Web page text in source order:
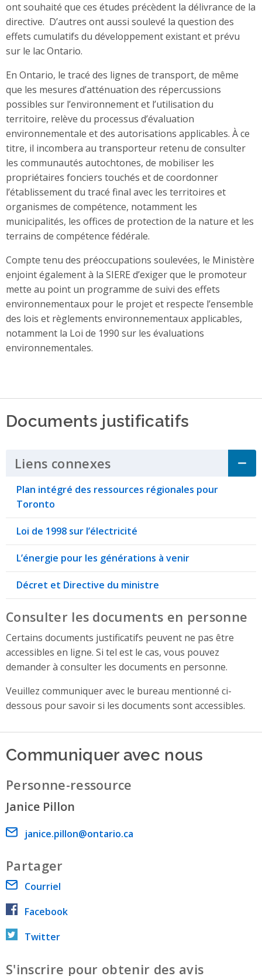
ont souhaité que ces études précèdent la délivrance de la
directive. D’autres ont aussi soulevé la question des
effets cumulatifs du développement existant et prévu
sur le lac Ontario.
En Ontario, le tracé des lignes de transport, de même
que les mesures d’atténuation des répercussions
possibles sur l’environnement et l’utilisation du
territoire, relève du processus d’évaluation
environnementale et des autorisations applicables. À ce
titre, il incombera au transporteur retenu de consulter
les communautés autochtones, de mobiliser les
propriétaires fonciers touchés et de coordonner
l’établissement du tracé final avec les territoires et
organismes de compétence, notamment les
municipalités, les offices de protection de la nature et les
terrains de compétence fédérale.
Compte tenu des préoccupations soulevées, le Ministère
enjoint également à la SIERE d’exiger que le promoteur
mette au point un programme de suivi des effets
environnementaux pour le projet et respecte l’ensemble
des lois et règlements environnementaux applicables,
notamment la Loi de 1990 sur les évaluations
environnementales.
Documents justificatifs
Liens connexes Click to Expand
Plan intégré des ressources régionales pour
Toronto
Loi de 1998 sur l’électricité
L’énergie pour les générations à venir
Décret et Directive du ministre
Consulter les documents en personne
Certains documents justificatifs peuvent ne pas être
accessibles en ligne. Si tel est le cas, vous pouvez
demander à consulter les documents en personne.
Veuillez communiquer avec le bureau mentionné ci-
dessous pour savoir si les documents sont accessibles.
Communiquer avec nous
Personne-ressource
Janice Pillon
Email address
janice.pillon@ontario.ca
Partager
Courriel
Facebook
Twitter
S'inscrire pour obtenir des avis